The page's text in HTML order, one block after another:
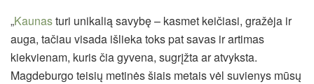
„Kaunasturi unikalią savybę – kasmet keičiasi, gražėja ir
auga, tačiau visada išlieka toks pat savas ir artimas
kiekvienam, kuris čia gyvena, sugrįžta ar atvyksta.
Magdeburgo teisių metinės šiais metais vėl suvienys mūsų